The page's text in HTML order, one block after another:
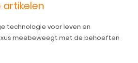
technologie voor leven en
meebeweegt met de behoeften